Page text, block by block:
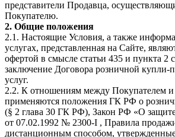
представители Продавца,
Покупателю.
2. Общие положения
2.1. Настоящие Условия, а также
услугах, представленная на Сайте,
офертой в смысле статьи 435 и пункта 2
заключение Договора розничной купли-
услуг.
2.2. К отношениям между Покупателем
применяются положения ГК РФ о
(§ 2 глава 30 ГК РФ), Закон РФ «О
от 07.02.1992 № 2300-I , Правила
дистанционным способом,